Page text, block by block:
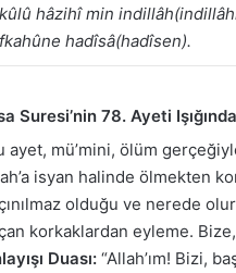
hâzihî min
hadîsâ(hadîsen).
Suresi’nin 78. Ayeti
ayet, mü’mini, ölüm
isyan halinde ölmekten
olduğu ve nerede
korkaklardan eyleme.
Duası: “Allah’ım! Bizi,